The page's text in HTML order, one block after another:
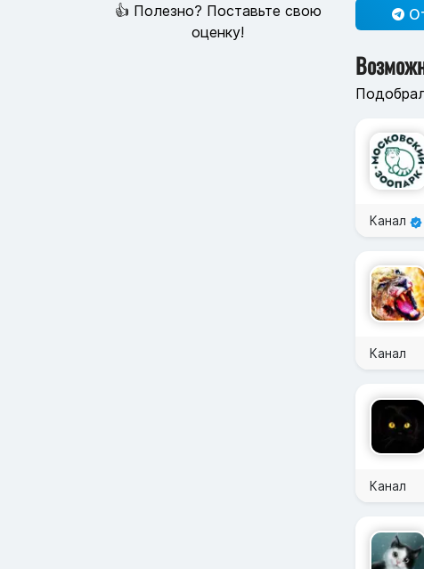
👍 Полезно? Поставьте свою
оценку!
Канал
Канал
Канал